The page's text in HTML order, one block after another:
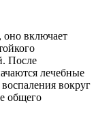
оно включает
После
лечебные
вокруг
общего